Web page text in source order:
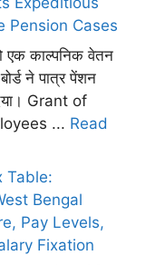
Pension Cases
एक काल्पनिक वेतन
ने पात्र पेंशन
Grant of
... Read
Table:
Bengal
Pay Levels,
Fixation